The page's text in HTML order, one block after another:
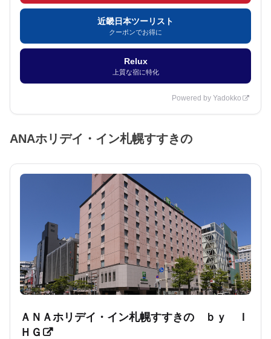
近畿日本ツーリスト
クーポンでお得に
Relux
上質な宿に特化
Powered by Yadokko
ANAホリデイ・イン札幌すすきの
ＡＮＡホリデイ・イン札幌すすきの ｂｙ Ｉ
ＨＧ